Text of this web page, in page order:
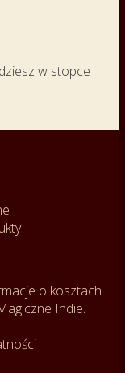
w stopce
o kosztach
Indie.